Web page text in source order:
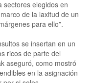
sectores elegidos en
de la laxitud de un
para ello”.
se insertan en un
ricos de parte del
aseguró, como mostró
en la asignación